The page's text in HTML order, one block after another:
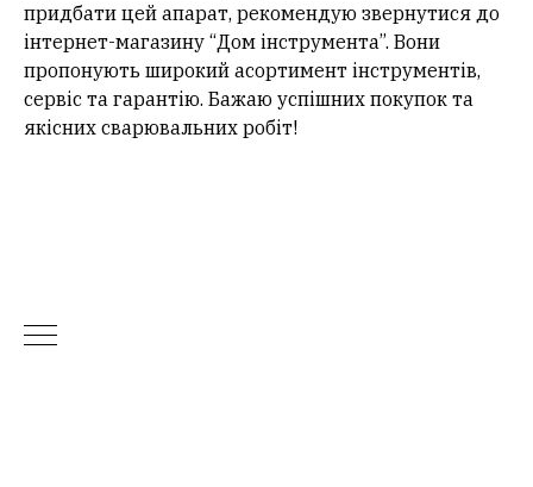
придбати цей апарат, рекомендую звернутися до
інтернет-магазину “Дом інструмента”. Вони
пропонують широкий асортимент інструментів,
сервіс та гарантію. Бажаю успішних покупок та
якісних сварювальних робіт!